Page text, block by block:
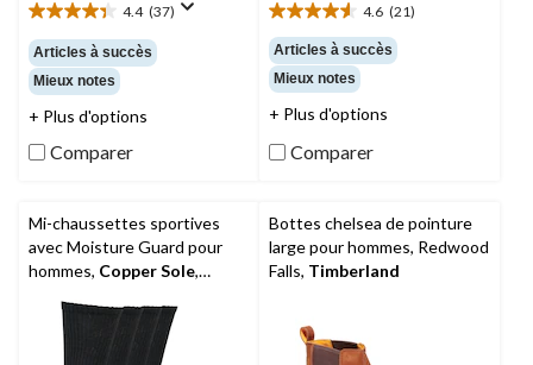
4.4 (37)
4.4
étoile(s)
sur
5.
37
Articles à succès
Mieux notes
+ Plus d'options
Comparer
4.6 (21)
4.6
étoile(s)
sur
5.
21
Articles à succès
Mieux notes
+ Plus d'options
Comparer
Mi-chaussettes sportives
avec Moisture Guard pour
hommes, Copper Sole,
Bottes chelsea de pointure
large pour hommes, Redwood
Falls, Timberland